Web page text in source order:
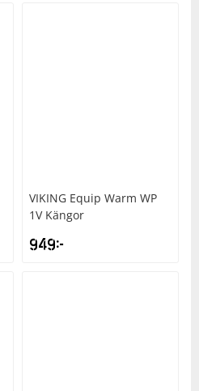
VIKING Equip Warm WP
1V Kängor
949kr